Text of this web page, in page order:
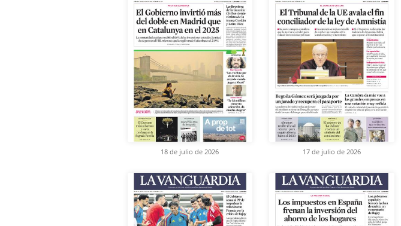
18 de julio de 2026 17 de julio de 2026